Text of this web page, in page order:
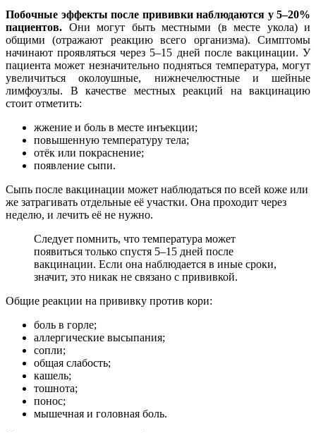
Побочные эффекты после прививки наблюдаются у 5–20%
пациентов. Они могут быть местными (в месте укола) и
общими (отражают реакцию всего организма). Симптомы
начинают проявляться через 5–15 дней после вакцинации. У
пациента может незначительно подняться температура, могут
увеличиться околоушные, нижнечелюстные и шейные
лимфоузлы. В качестве местных реакций на вакцинацию
стоит отметить:
жжение и боль в месте инъекции;
повышенную температуру тела;
отёк или покраснение;
появление сыпи.
Сыпь после вакцинации может наблюдаться по всей коже или
же затрагивать отдельные её участки. Она проходит через
неделю, и лечить её не нужно.
Следует помнить, что температура может
появиться только спустя 5–15 дней после
вакцинации. Если она наблюдается в иные сроки,
значит, это никак не связано с прививкой.
Общие реакции на прививку против кори:
боль в горле;
аллергические высыпания;
сопли;
общая слабость;
кашель;
тошнота;
понос;
мышечная и головная боль.